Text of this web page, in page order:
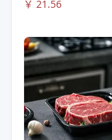
￥ 21.56